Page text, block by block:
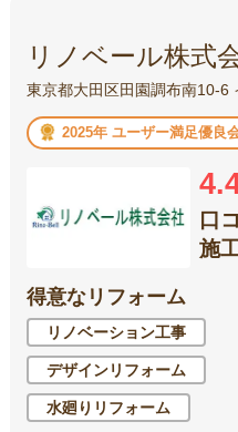
リノベール株式
東京都大田区田園調布南10-6
2025年 ユーザー満足優良
口
施
得意なリフォーム
リノベーション工事
デザインリフォーム
水廻りリフォーム